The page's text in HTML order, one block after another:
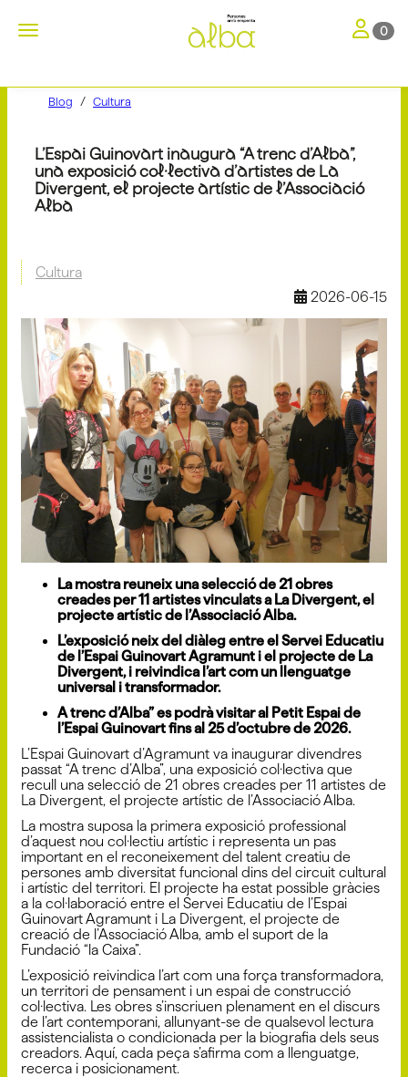
Toggle navigation Toggle
0
Blog Cultura
L’Espai Guinovart inaugura “A trenc d’Alba”,
una exposició col·lectiva d’artistes de La
Divergent, el projecte artístic de l’Associació
Alba
Cultura
2026-06-15
La mostra reuneix una selecció de 21 obres
creades per 11 artistes vinculats a La Divergent, el
projecte artístic de l’Associació Alba.
L’exposició neix del diàleg entre el Servei Educatiu
de l’Espai Guinovart Agramunt i el projecte de La
Divergent, i reivindica l’art com un llenguatge
universal i transformador.
A trenc d’Alba” es podrà visitar al Petit Espai de
l’Espai Guinovart fins al 25 d’octubre de 2026.
L’Espai Guinovart d’Agramunt va inaugurar divendres
passat “A trenc d’Alba”, una exposició col·lectiva que
recull una selecció de 21 obres creades per 11 artistes de
La Divergent, el projecte artístic de l’Associació Alba.
La mostra suposa la primera exposició professional
d’aquest nou col·lectiu artístic i representa un pas
important en el reconeixement del talent creatiu de
persones amb diversitat funcional dins del circuit cultural
i artístic del territori. El projecte ha estat possible gràcies
a la col·laboració entre el Servei Educatiu de l’Espai
Guinovart Agramunt i La Divergent, el projecte de
creació de l’Associació Alba, amb el suport de la
Fundació “la Caixa”.
L’exposició reivindica l’art com una força transformadora,
un territori de pensament i un espai de construcció
col·lectiva. Les obres s’inscriuen plenament en el discurs
de l’art contemporani, allunyant-se de qualsevol lectura
assistencialista o condicionada per la biografia dels seus
creadors. Aquí, cada peça s’afirma com a llenguatge,
recerca i posicionament.